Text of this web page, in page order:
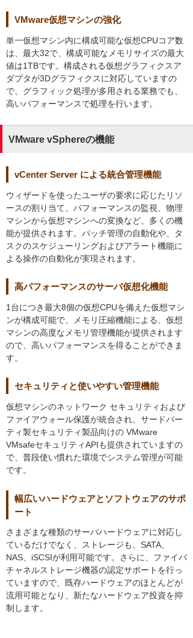
VMware仮想マシンの強化
単一仮想マシン内に構成可能な仮想CPUコア数
は、最大32で、構成可能なメモリサイズの最大
値は1TBです。構成される仮想グラフィクスア
ダプタが3Dグラフィクスに対応していますの
で、グラフィック処理が多用される業務でも、
高いパフォーマンスで処理を行います。
VMware vSphereの機能
vCenter Server による統合管理機能
ウィザードを使ったユーザの要求に応じたリソ
ースの割り当て、パフォーマンスの監視、物理
マシンから仮想マシンへの変換など、多くの機
能が提供されます。パッチ管理の自動化や、タ
スクのスケジューリングおよびアラート機能に
よる操作の自動化が実現されます。
高パフォーマンスのサーバ仮想化機能
1台につき最大8個の仮想CPUを備えた仮想マシ
ンが構成可能で、メモリ圧縮機能による、仮想
マシンの高度なメモリ管理機能が提供されます
ので、高いパフォーマンスを得ることができま
す。
セキュリティと使いやすい管理機能
仮想マシンのネットワーク セキュリティおよび
ファイアウォール保護が統合され、サードパー
ティ製セキュリティ製品向けの VMware
VMsafeセキュリティAPIも提供されていますの
で、普段使い慣れた環境でシステム管理が可能
です。
幅広いハードウェアとソフトウェアのサポ
ート
さまざまな種類のサーバハードウェアに対応し
ているだけでなく、ストレージも、SATA、
NAS、iSCSIが利用可能です。さらに、ファイバ
チャネルストレージ機器の認定サポートを行っ
ていますので、既存ハードウェアのほとんどが
流用可能となり、新たなハードウェア投資を抑
制します。